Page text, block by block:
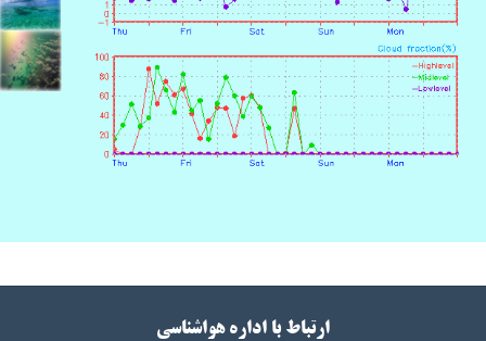
ارتباط با اداره هواشناسی